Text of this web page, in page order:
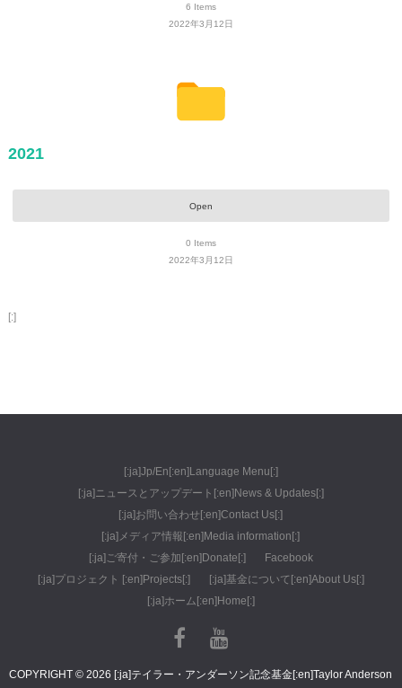
6 Items
2022年3月12日
2021
Open
0 Items
2022年3月12日
[:]
[:ja]Jp/En[:en]Language Menu[:]
[:ja]ニュースとアップデート[:en]News & Updates[:]
[:ja]お問い合わせ[:en]Contact Us[:]
[:ja]メディア情報[:en]Media information[:]
[:ja]ご寄付・ご参加[:en]Donate[:]
Facebook
[:ja]プロジェクト [:en]Projects[:]
[:ja]基金について[:en]About Us[:]
[:ja]ホーム[:en]Home[:]
COPYRIGHT © 2026 [:ja]テイラー・アンダーソン記念基金[:en]Taylor Anderson